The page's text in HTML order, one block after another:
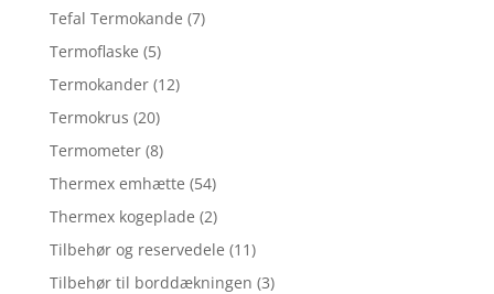
Tefal Termokande (7)
Termoflaske (5)
Termokander (12)
Termokrus (20)
Termometer (8)
Thermex emhætte (54)
Thermex kogeplade (2)
Tilbehør og reservedele (11)
Tilbehør til borddækningen (3)